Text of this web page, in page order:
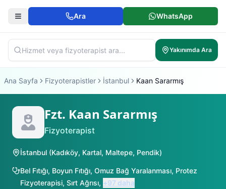
Ara WhatsApp
Yakınımda Ara
Ana Sayfa Fizyoterapistler İstanbul Kaan Sararmış
Fzt. Kaan Sararmış
Fizyoterapist
İstanbul (Kadıköy, Kartal, Maltepe, Pendik)
Bel Fıtığı, Boyun Fıtığı, Omuz Bağ Yaralanması, Protez
Fizyoterapisi, Sırt Ağrısı, +97 daha